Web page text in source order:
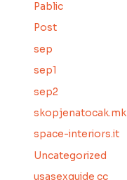
Pablic
Post
sep
sep1
sep2
skopjenatocak.mk
space-interiors.it
Uncategorized
usasexguide cc